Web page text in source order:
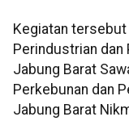
Kegiatan
Perindustrian dan
Jabung Barat
Perkebunan dan
Jabung Barat